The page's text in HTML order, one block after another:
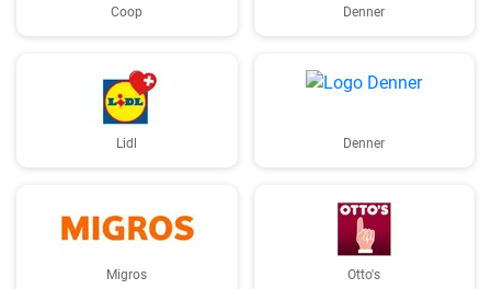
Coop Denner
Lidl Denner
Migros Otto's